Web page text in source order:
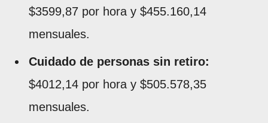
$3599,87 por hora y $455.160,14
mensuales.
Cuidado de personas sin retiro:
$4012,14 por hora y $505.578,35
mensuales.